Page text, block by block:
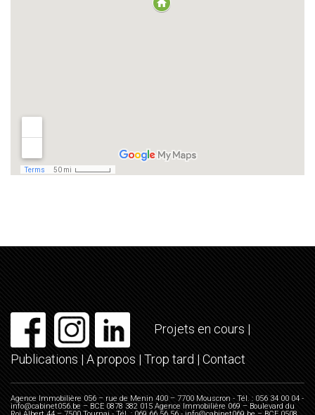
Projets en cours |
Publications | A propos | Trop tard | Contact
Agence Immobilière 056 – rue de Menin 400 – 7700 Mouscron - Tél. : 056 34 00 04 -
info@cabinet056.be – BCE 0878 382 015 Agence Immobilière 069 – Boulevard du